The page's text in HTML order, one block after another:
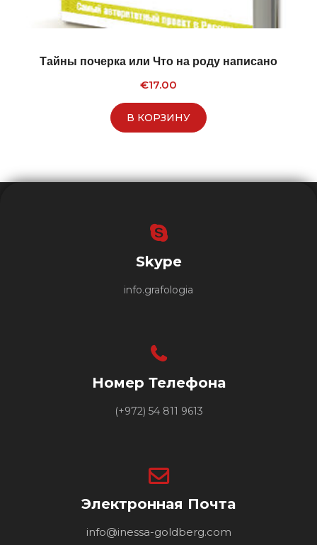
Тайны почерка или Что на роду написано
€17.00
В КОРЗИНУ
Skype
info.grafologia
Номер Телефона
(+972) 54 811 9613
Электронная Почта
info@inessa-goldberg.com